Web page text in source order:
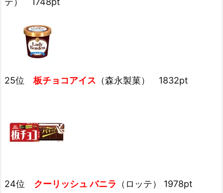
25位板チョコアイス （森永製菓） 1832pt
24位 クーリッシュ バニラ （ロッテ） 1978pt